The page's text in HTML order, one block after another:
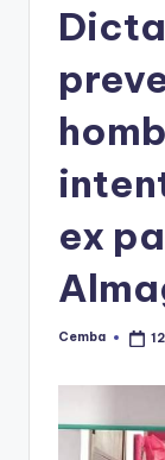
ex
Posted
Cemba